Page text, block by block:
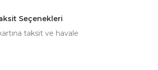
Seçenekleri
taksit ve havale